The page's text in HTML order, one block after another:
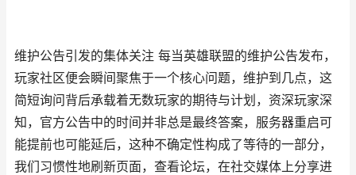
维护公告引发的集体关注 每当英雄联盟的维护公告发布，
玩家社区便会瞬间聚焦于一个核心问题，维护到几点，这
简短询问背后承载着无数玩家的期待与计划，资深玩家深
知，官方公告中的时间并非总是最终答案，服务器重启可
能提前也可能延后，这种不确定性构成了等待的一部分，
我们习惯性地刷新页面，查看论坛，在社交媒体上分享进